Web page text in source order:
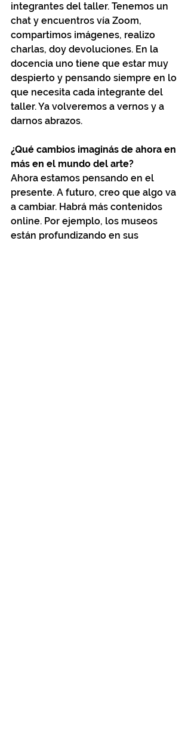
integrantes del taller. Tenemos un
chat y encuentros vía Zoom,
compartimos imágenes, realizo
charlas, doy devoluciones. En la
docencia uno tiene que estar muy
despierto y pensando siempre en lo
que necesita cada integrante del
taller. Ya volveremos a vernos y a
darnos abrazos.
¿Qué cambios imaginás de ahora en
más en el mundo del arte?
Ahora estamos pensando en el
presente. A futuro, creo que algo va
a cambiar. Habrá más contenidos
online. Por ejemplo, los museos
están profundizando en sus